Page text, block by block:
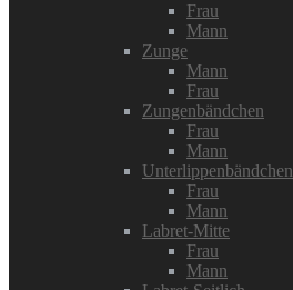
Frau
Mann
Zunge
Mann
Frau
Zungenbändchen
Frau
Mann
Unterlippenbändchen
Frau
Mann
Labret-Mitte
Frau
Mann